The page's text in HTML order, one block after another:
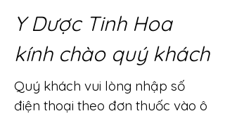
Y Dược Tinh Hoa
kính chào quý khách
Quý khách vui lòng nhập số
điện thoại theo đơn thuốc vào ô